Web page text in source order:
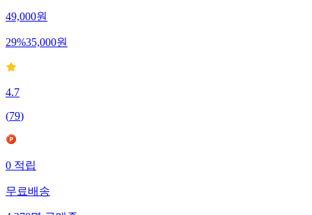
49,000원
29%35,000원
4.7
(79)
0적립
무료배송